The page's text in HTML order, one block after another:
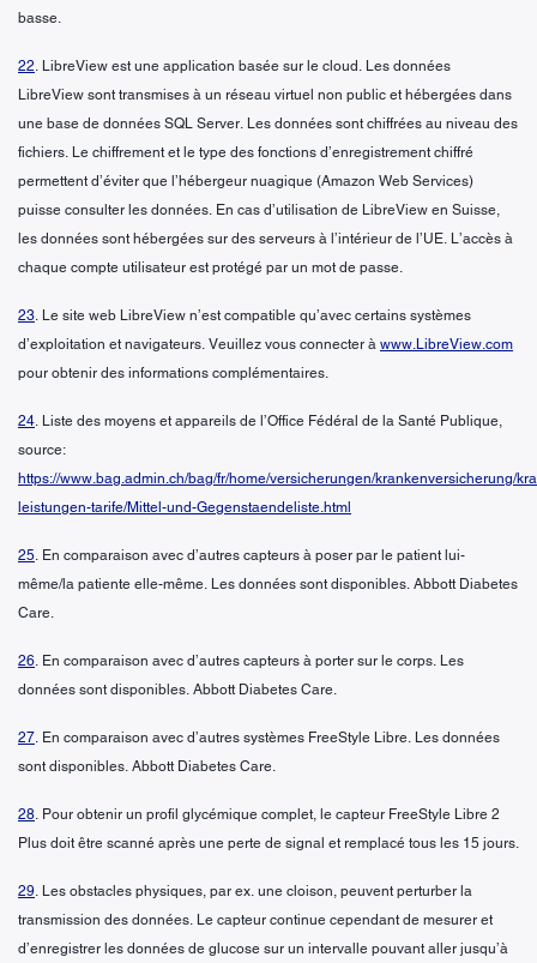
basse.
22. LibreView est une application basée sur le cloud. Les données
LibreView sont transmises à un réseau virtuel non public et hébergées dans
une base de données SQL Server. Les données sont chiffrées au niveau des
fichiers. Le chiffrement et le type des fonctions d’enregistrement chiffré
permettent d’éviter que l’hébergeur nuagique (Amazon Web Services)
puisse consulter les données. En cas d’utilisation de LibreView en Suisse,
les données sont hébergées sur des serveurs à l’intérieur de l’UE. L’accès à
chaque compte utilisateur est protégé par un mot de passe.
23. Le site web LibreView n’est compatible qu’avec certains systèmes
d’exploitation et navigateurs. Veuillez vous connecter à www.LibreView.com
pour obtenir des informations complémentaires.
24. Liste des moyens et appareils de l’Office Fédéral de la Santé Publique,
source:
https://www.bag.admin.ch/bag/fr/home/versicherungen/krankenversicherung/
leistungen-tarife/Mittel-und-Gegenstaendeliste.html
25. En comparaison avec d’autres capteurs à poser par le patient lui-
même/la patiente elle-même. Les données sont disponibles. Abbott Diabetes
Care.
26. En comparaison avec d’autres capteurs à porter sur le corps. Les
données sont disponibles. Abbott Diabetes Care.
27. En comparaison avec d’autres systèmes FreeStyle Libre. Les données
sont disponibles. Abbott Diabetes Care.
28. Pour obtenir un profil glycémique complet, le capteur FreeStyle Libre 2
Plus doit être scanné après une perte de signal et remplacé tous les 15 jours.
29. Les obstacles physiques, par ex. une cloison, peuvent perturber la
transmission des données. Le capteur continue cependant de mesurer et
d’enregistrer les données de glucose sur un intervalle pouvant aller jusqu’à